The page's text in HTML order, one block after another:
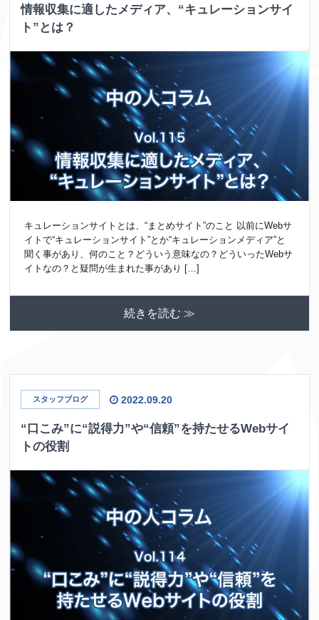
情報収集に適したメディア、“キュレーションサイ
ト”とは？
キュレーションサイトとは、“まとめサイト”のこと 以前にWebサ
イトで“キュレーションサイト”とか“キュレーションメディア”と
聞く事があり、何のこと？どういう意味なの？どういったWebサ
イトなの？と疑問が生まれた事があり […]
続きを読む ≫
スタッフブログ 2022.09.20
“口こみ”に“説得力”や“信頼”を持たせるWebサイ
トの役割